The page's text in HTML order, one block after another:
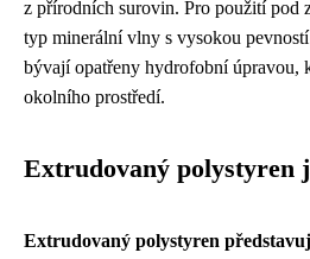
z přírodních surovin. Pro použití pod
typ minerální vlny s vysokou
bývají opatřeny hydrofobní úpravou,
okolního prostředí.
Extrudovaný polystyren
Extrudovaný polystyren